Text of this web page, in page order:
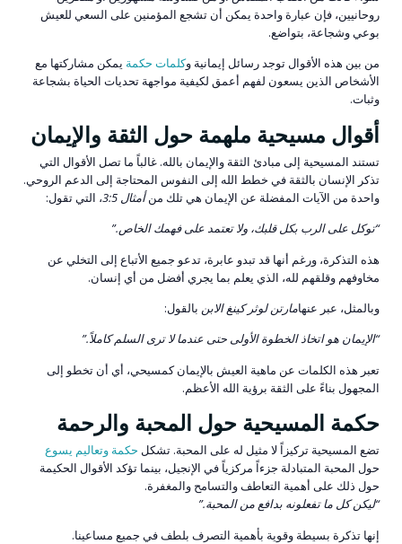
روحانيين، فإن عبارة واحدة يمكن أن تشجع المؤمنين على السعي للعيش
بوعي وشجاعة، بتواضع.
من بين هذه الأقوال توجد رسائل إيمانية وكلمات حكمة يمكن مشاركتها مع
الأشخاص الذين يسعون لفهم أعمق لكيفية مواجهة تحديات الحياة بشجاعة
وثبات.
أقوال مسيحية ملهمة حول الثقة والإيمان
تستند المسيحية إلى مبادئ الثقة والإيمان بالله. غالباً ما تصل الأقوال التي
تذكر الإنسان بالثقة في خطط الله إلى النفوس المحتاجة إلى الدعم الروحي.
واحدة من الآيات المفضلة عن الإيمان هي تلك منأمثال 3:5
، التي تقول:
“توكل على الرب بكل قلبك، ولا تعتمد على فهمك الخاص.”
هذه التذكرة، ورغم أنها قد تبدو عابرة، تدعو جميع الأتباع إلى التخلي عن
مخاوفهم وقلقهم لله، الذي يعلم بما يجري أفضل من أي إنسان.
وبالمثل، عبر عنهامارتن لوثر كينغ الابن بالقول:
“الإيمان هو اتخاذ الخطوة الأولى حتى عندما لا ترى السلم كاملاً.”
تعبر هذه الكلمات عن ماهية العيش بالإيمان كمسيحي، أي أن تخطو إلى
المجهول بناءً على الثقة برؤية الله الأعظم.
حكمة المسيحية حول المحبة والرحمة
تضع المسيحية تركيزاً لا مثيل له على المحبة. تشكل حكمة وتعاليم يسوع
حول المحبة المتبادلة جزءاً مركزياً في الإنجيل، بينما تؤكد الأقوال الحكيمة
حول ذلك على أهمية التعاطف والتسامح والمغفرة.
“ليكن كل ما تفعلونه بدافع من المحبة.”
إنها تذكرة بسيطة وقوية بأهمية التصرف بلطف في جميع مساعينا.